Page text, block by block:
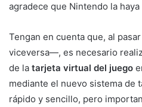
agradece que Nintendo la
Tengan en cuenta que, al
viceversa—, es necesario
de la tarjeta virtual del juego
mediante el nuevo sistema de
rápido y sencillo, pero